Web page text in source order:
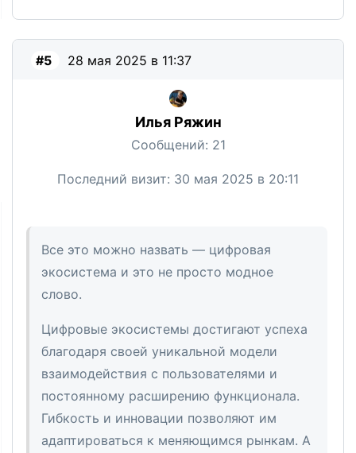
#5 28 мая 2025 в 11:37
Илья Ряжин
Сообщений: 21
Последний визит: 30 мая 2025 в 20:11
Все это можно назвать — цифровая
экосистема и это не просто модное
слово.
Цифровые экосистемы достигают успеха
благодаря своей уникальной модели
взаимодействия с пользователями и
постоянному расширению функционала.
Гибкость и инновации позволяют им
адаптироваться к меняющимся рынкам. А